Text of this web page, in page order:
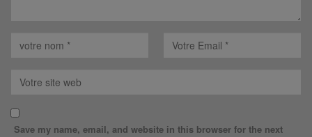
Save my name, email, and website in this browser for the next